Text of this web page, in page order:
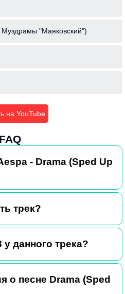
"Маяковский")
на YouTube
FAQ
- Drama (Sped Up
трек?
у данного трека?
о песне Drama (Sped